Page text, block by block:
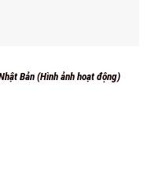
Bản (Hình ảnh hoạt động)